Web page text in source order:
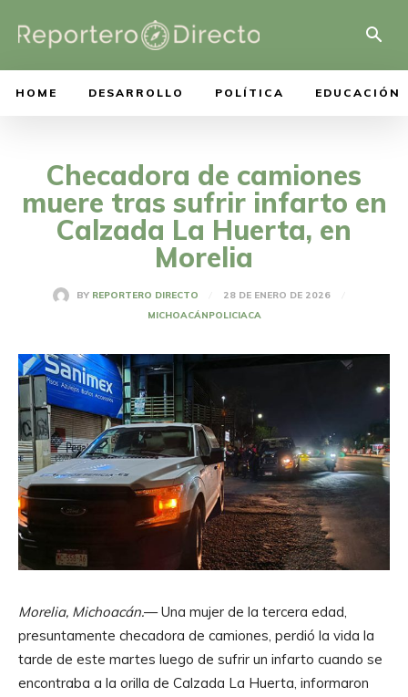
HOME DESARROLLO POLÍTICA EDUCACIÓN
Checadora de camiones
muere tras sufrir infarto en
Calzada La Huerta, en
Morelia
BY REPORTERO DIRECTO
28 DE ENERO DE 2026
MICHOACÁNPOLICIACA
Morelia, Michoacán.— Una mujer de la tercera edad,
presuntamente checadora de camiones, perdió la vida la
tarde de este martes luego de sufrir un infarto cuando se
encontraba a la orilla de Calzada La Huerta, informaron